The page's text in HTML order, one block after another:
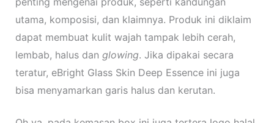
utama, komposisi, dan klaimnya. Produk ini diklaim
dapat membuat kulit wajah tampak lebih cerah,
lembab, halus dan glowing. Jika dipakai secara
teratur, eBright Glass Skin Deep Essence ini juga
bisa menyamarkan garis halus dan kerutan.